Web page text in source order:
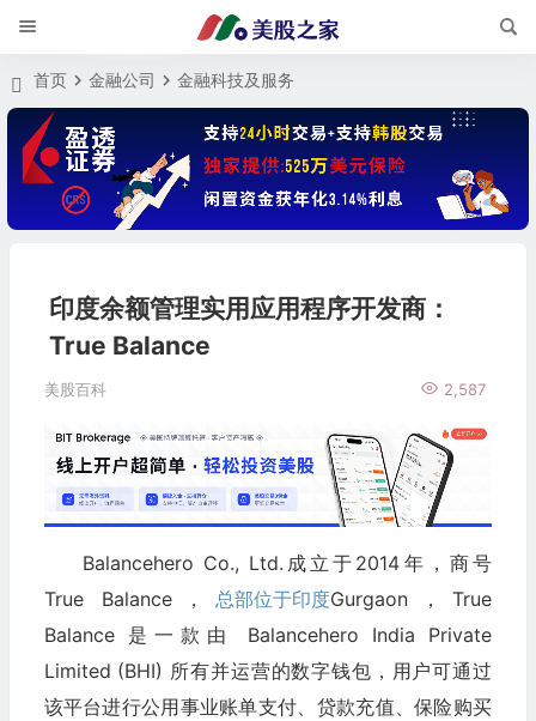
首页 金融公司 金融科技及服务
印度余额管理实用应用程序开发商：
True Balance
美股百科 2,587
Balancehero Co., Ltd.成立于2014年，商号
True Balance， 总部位于印度Gurgaon，True
Balance 是一款由 Balancehero India Private
Limited (BHI) 所有并运营的数字钱包，用户可通过
该平台进行公用事业账单支付、贷款充值、保险购买